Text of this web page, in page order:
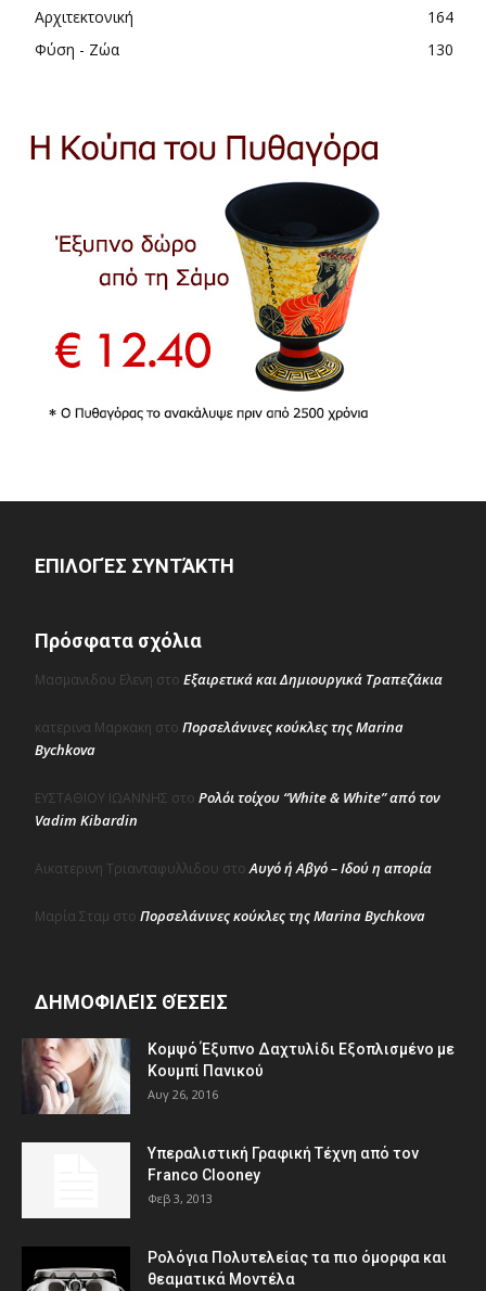
Αρχιτεκτονική
164
Φύση - Ζώα
130
ΕΠΙΛΟΓΈΣ ΣΥΝΤΆΚΤΗ
Πρόσφατα σχόλια
Μασμανιδου Ελενη στο Εξαιρετικά και Δημιουργικά Τραπεζάκια
κατερινα Μαρκακη στο Πορσελάνινες κούκλες της Marina
Bychkova
ΕΥΣΤΑΘΙΟΥ ΙΩΑΝΝΗΣ στο Ρολόι τοίχου “White & White” από τον
Vadim Kibardin
Αικατερινη Τριανταφυλλιδου στοΑυγό ή Αβγό – Ιδού η απορία
Μαρία Σταμ στο Πορσελάνινες κούκλες της Marina Bychkova
ΔΗΜΟΦΙΛΕΊΣ ΘΈΣΕΙΣ
Κομψό Έξυπνο Δαχτυλίδι Εξοπλισμένο με
Κουμπί Πανικού
Αυγ 26, 2016
Υπεραλιστική Γραφική Τέχνη από τον
Franco Clooney
Φεβ 3, 2013
Ρολόγια Πολυτελείας τα πιο όμορφα και
θεαματικά Μοντέλα